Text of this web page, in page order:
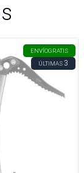
ENVÍOGRATIS
ÚLTIMAS3